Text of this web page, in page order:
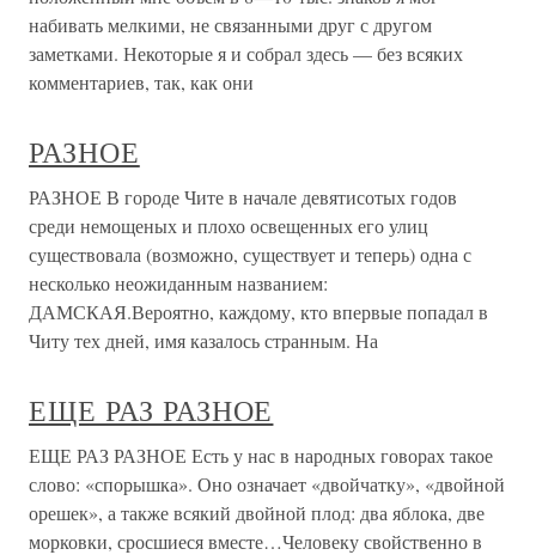
набивать мелкими, не связанными друг с другом
заметками. Некоторые я и собрал здесь — без всяких
комментариев, так, как они
РАЗНОЕ
РАЗНОЕ В городе Чите в начале девятисотых годов
среди немощеных и плохо освещенных его улиц
существовала (возможно, существует и теперь) одна с
несколько неожиданным названием:
ДАМСКАЯ.Вероятно, каждому, кто впервые попадал в
Читу тех дней, имя казалось странным. На
ЕЩЕ РАЗ РАЗНОЕ
ЕЩЕ РАЗ РАЗНОЕ Есть у нас в народных говорах такое
слово: «спорышка». Оно означает «двойчатку», «двойной
орешек», а также всякий двойной плод: два яблока, две
морковки, сросшиеся вместе…Человеку свойственно в